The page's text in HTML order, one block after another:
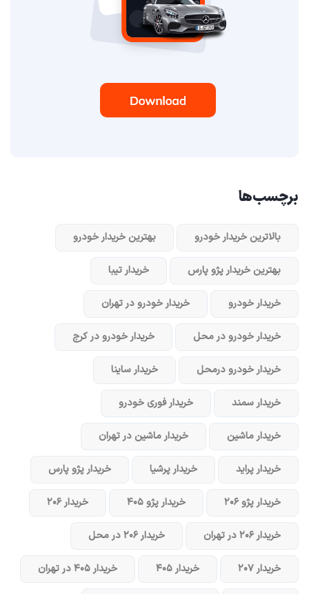
برچسب‌ها
بالاترین خریدار خودرو بهترین خریدار خودرو
بهترین خریدار پژو پارس خریدار تیبا
خریدار خودرو خریدار خودرو در تهران
خریدار خودرو در محل خریدار خودرو در کرج
خریدار خودرو در‌محل خریدار ساینا
خریدار سمند خریدار فوری خودرو
خریدار ماشین خریدار ماشین در تهران
خریدار پراید خریدار پرشیا خریدار پژو پارس
خریدار پژو ۲۰۶ خریدار پژو ۴۰۵ خریدار ۲۰۶
خریدار ۲۰۶ در تهران خریدار ۲۰۶ در محل
خریدار ۲۰۷ خریدار ۴۰۵ خریدار ۴۰۵ در تهران